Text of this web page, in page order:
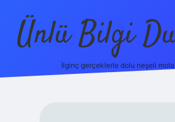
Ünlü Bilgi
İlginç gerçeklerle dolu neşeli